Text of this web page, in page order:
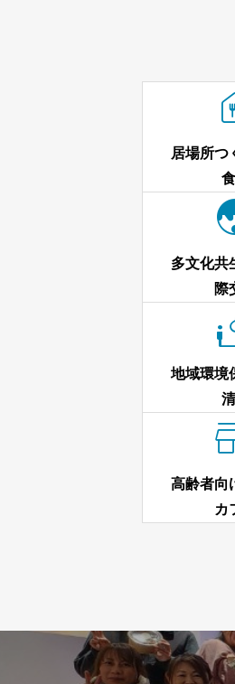
居場所つ
多文化共
際
地域環境
高齢者向
カ